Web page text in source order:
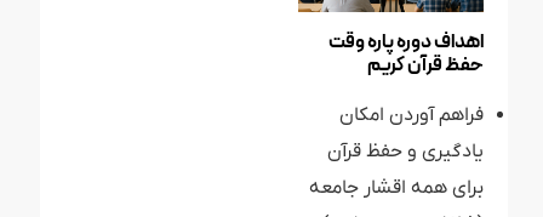
اهداف دوره پاره وقت
حفظ قرآن کریم
فراهم آوردن امکان
یادگیری و حفظ قرآن
برای همه اقشار جامعه